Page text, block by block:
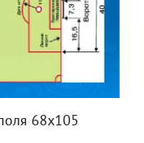
68х105